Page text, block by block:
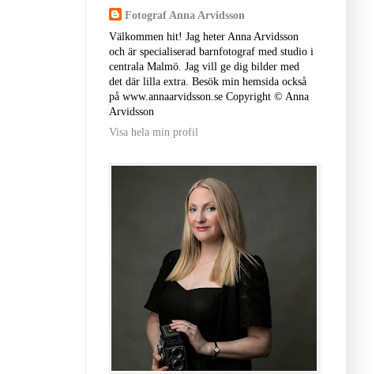
Fotograf Anna Arvidsson
Välkommen hit! Jag heter Anna Arvidsson
och är specialiserad barnfotograf med studio i
centrala Malmö. Jag vill ge dig bilder med
det där lilla extra. Besök min hemsida också
på www.annaarvidsson.se Copyright © Anna
Arvidsson
Visa hela min profil